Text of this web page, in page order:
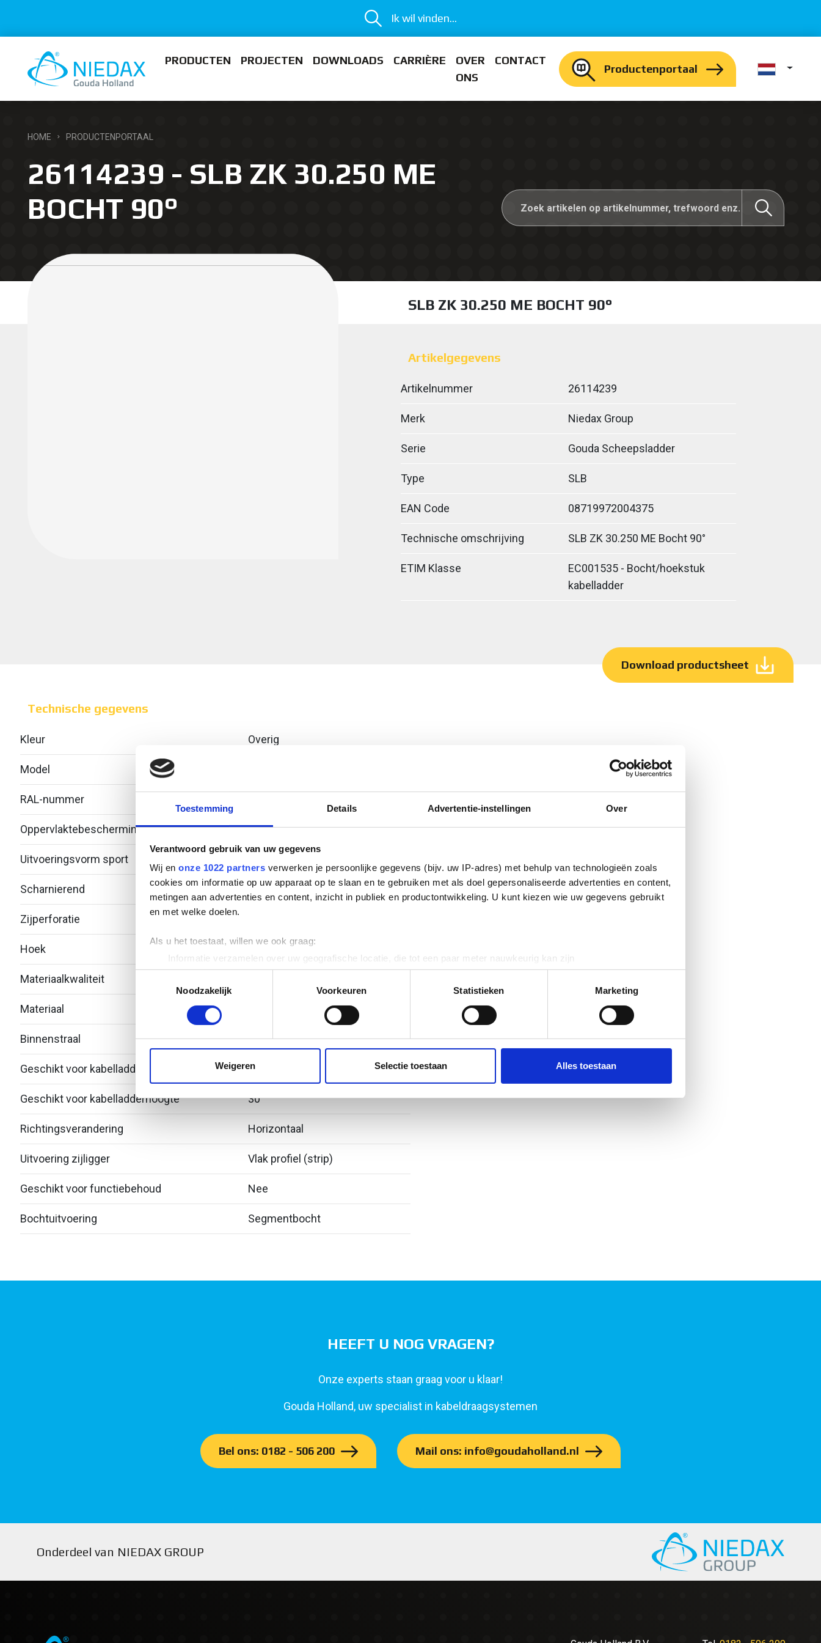
Toestemming Details Advertentie-instellingen Over
Verantwoord gebruik van uw gegevens
Wij en onze 1022 partners verwerken je persoonlijke gegevens (bijv. uw IP-adres) met behulp van technologieën zoals
cookies om informatie op uw apparaat op te slaan en te gebruiken met als doel gepersonaliseerde advertenties en content,
metingen aan advertenties en content, inzicht in publiek en productontwikkeling. U kunt kiezen wie uw gegevens gebruikt
en met welke doelen.
Als u het toestaat, willen we ook graag:
Informatie verzamelen over uw geografische locatie, die tot een paar meter nauwkeurig kan zijn
Uw apparaat identificeren door het actief te scannen op specifieke eigenschappen (fingerprinting)
Lees meer over hoe uw persoonlijke gegevens worden verwerkt en stel uw voorkeuren in het
detailgedeeltein. U kunt uw
toestemming op elk moment wijzigen of intrekken in de Cookieverklaring.
websiteverkeer te analyseren. Ook delen we informatie over uw gebruik van onze site met onze partners voor social
media, adverteren en analyse. Deze partners kunnen deze gegevens combineren met andere informatie die u aan ze heeft
Noodzakelijk
Voorkeuren Statistieken Marketing
Weigeren Selectie toestaan Alles toestaan
Ik wil vinden...
PRODUCTEN PROJECTEN DOWNLOADS CARRIÈRE
OVER
ONS
CONTACT
Productenportaal
HOME PRODUCTENPORTAAL
26114239 - SLB ZK 30.250 ME
BOCHT 90°
SLB ZK 30.250 ME BOCHT 90°
Artikelgegevens
Artikelnummer 26114239
Merk Niedax Group
Serie Gouda Scheepsladder
Type SLB
EAN Code 08719972004375
Technische omschrijving SLB ZK 30.250 ME Bocht 90°
ETIM Klasse
EC001535 - Bocht/hoekstuk
kabelladder
Download productsheet
Technische gegevens
Kleur Overig
Model
RAL-nummer
Oppervlaktebescherming Gemenied
Uitvoeringsvorm sport
Scharnierend Nee
Zijperforatie
Hoek
Materiaalkwaliteit
Materiaal
Binnenstraal 100
Geschikt voor kabelladderbreedte 250
Geschikt voor kabelladderhoogte 30
Richtingsverandering Horizontaal
Uitvoering zijligger Vlak profiel (strip)
Geschikt voor functiebehoud Nee
Bochtuitvoering Segmentbocht
HEEFT U NOG VRAGEN?
Onze experts staan graag voor u klaar!
Gouda Holland, uw specialist in kabeldraagsystemen
Bel ons: 0182 - 506 200 Mail ons: info@goudaholland.nl
Onderdeel van NIEDAX GROUP